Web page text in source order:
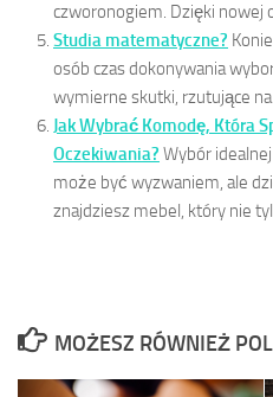
czworonogiem. Dzięki nowej
Studia matematyczne?
osób czas dokonywania
wymierne skutki, rzutujące
Jak Wybrać Komodę, Która
Oczekiwania? Wybór
może być wyzwaniem, ale
znajdziesz mebel, który nie
MOŻESZ RÓWNIEŻ